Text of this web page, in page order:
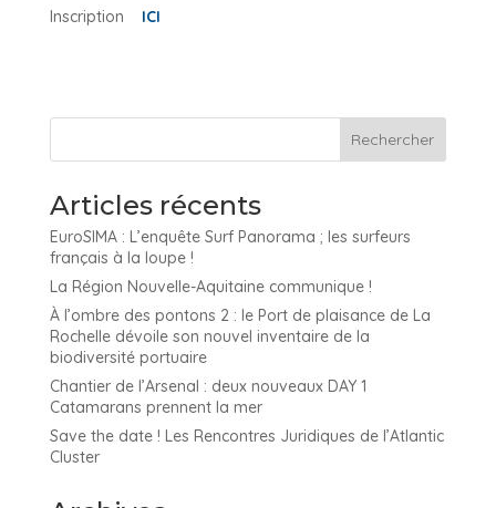
Inscription
ICI
Articles récents
EuroSIMA : L’enquête Surf Panorama ; les surfeurs
français à la loupe !
La Région Nouvelle-Aquitaine communique !
À l’ombre des pontons 2 : le Port de plaisance de La
Rochelle dévoile son nouvel inventaire de la
biodiversité portuaire
Chantier de l’Arsenal : deux nouveaux DAY 1
Catamarans prennent la mer
Save the date ! Les Rencontres Juridiques de l’Atlantic
Cluster